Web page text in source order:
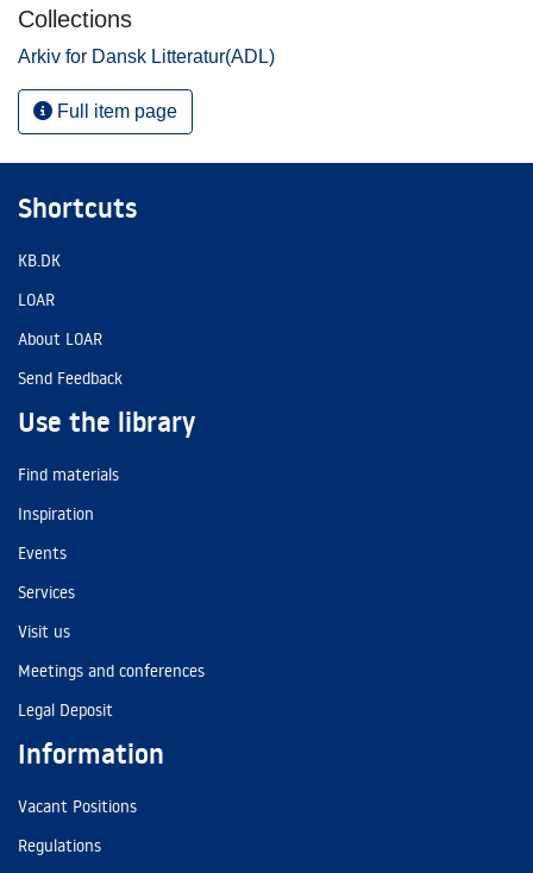
Collections
Arkiv for Dansk Litteratur(ADL)
Full item page
Shortcuts
KB.DK
LOAR
About LOAR
Send Feedback
Use the library
Find materials
Inspiration
Events
Services
Visit us
Meetings and conferences
Legal Deposit
Information
Vacant Positions
Regulations